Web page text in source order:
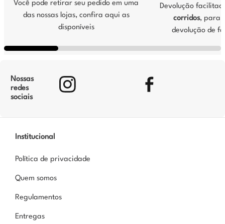
Você pode retirar seu pedido em uma
das nossas lojas, confira aqui as
disponíveis
Devolução
corridos, para
devolução de
Nossas
redes
sociais
Institucional
Política de privacidade
Quem somos
Regulamentos
Entregas